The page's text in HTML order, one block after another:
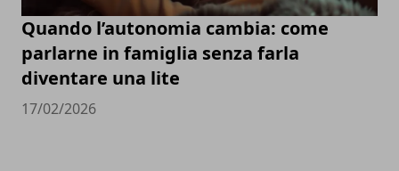
Quando l’autonomia cambia: come
parlarne in famiglia senza farla
diventare una lite
17/02/2026